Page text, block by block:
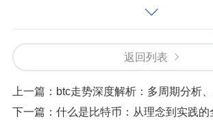
结合 Glassnode、CryptoQuant 等
资者更早捕捉趋势变化。
技术指标帮助投资者识别行情阶段：
返回列表
上一篇： btc走势深度解析：多周期分析、宏
下一篇： 什么是比特币：从理念到实践的